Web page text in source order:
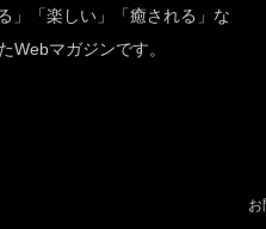
」「楽しい」「癒される」な
Webマガジンです。
お